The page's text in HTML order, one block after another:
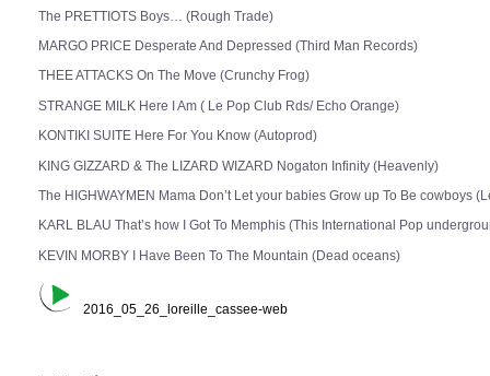
The PRETTIOTS Boys… (Rough Trade)
MARGO PRICE Desperate And Depressed (Third Man Records)
THEE ATTACKS On The Move (Crunchy Frog)
STRANGE MILK Here I Am ( Le Pop Club Rds/ Echo Orange)
KONTIKI SUITE Here For You Know (Autoprod)
KING GIZZARD & The LIZARD WIZARD Nogaton Infinity (Heavenly)
The HIGHWAYMEN Mama Don’t Let your babies Grow up To Be cowboys
KARL BLAU That’s how I Got To Memphis (This International Pop
KEVIN MORBY I Have Been To The Mountain (Dead oceans)
2016_05_26_loreille_cassee-web